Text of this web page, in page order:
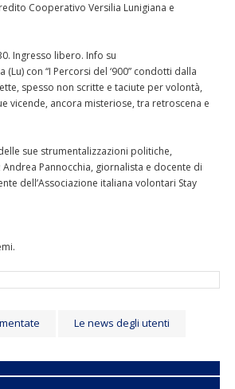
Cooperativo Versilia Lunigiana e
Ingresso libero. Info su
con “I Percorsi del ‘900” condotti dalla
spesso non scritte e taciute per volontà,
vicende, ancora misteriose, tra retroscena e
sue strumentalizzazioni politiche,
Pannocchia, giornalista e docente di
dell’Associazione italiana volontari Stay
Le news degli utenti